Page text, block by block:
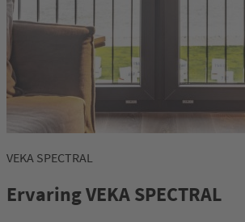
VEKA SPECTRAL
Ervaring VEKA SPECTRAL